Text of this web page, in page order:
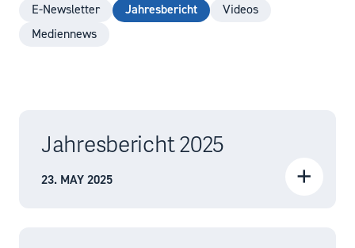
E-Newsletter
Jahresbericht
Videos
Mediennews
Jahresbericht 2025
23. MAY 2025